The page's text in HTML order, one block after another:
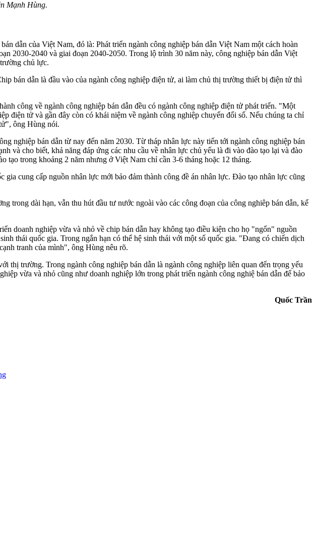
Mạnh Hùng.
dẫn của Việt Nam, đó là: Phát triển ngành công nghiệp bán dẫn Việt Nam một cách hoàn
2030-2040 và giai đoạn 2040-2050. Trong lộ trình 30 năm này, công nghiệp bán dẫn Việt
chủ lực.
bán dẫn là đầu vào của ngành công nghiệp điện tử, ai làm chủ thị trường thiết bị điện tử thì
công về ngành công nghiệp bán dẫn đều có ngành công nghiệp điện tử phát triển. "Một
điện tử và gần đây còn có khái niệm về ngành công nghiệp chuyển đổi số. Nếu chúng ta chỉ
ông Hùng nói.
nghiệp bán dẫn từ nay đến năm 2030. Từ tháp nhân lực này tiến tới ngành công nghiệp bán
và cho biết, khả năng đáp ứng các nhu cầu về nhân lực chủ yếu là đi vào đào tạo lại và đào
tạo trong khoảng 2 năm nhưng ở Việt Nam chỉ cần 3-6 tháng hoặc 12 tháng.
cung cấp nguồn nhân lực mới bảo đảm thành công đề án nhân lực. Đào tạo nhân lực cũng
dài hạn, vẫn thu hút đầu tư nước ngoài vào các công đoạn của công nghiêp bán dẫn, kể
doanh nghiệp vừa và nhỏ về chip bán dẫn hay không tạo điều kiện cho họ "ngốn" nguồn
thái quốc gia. Trong ngắn hạn có thể hệ sinh thái với một số quốc gia. "Đang có chiến dịch
tranh của mình", ông Hùng nêu rõ.
trường. Trong ngành công nghiệp bán dẫn là ngành công nghiệp liên quan đến trọng yếu
vừa và nhỏ cũng như doanh nghiệp lớn trong phát triển ngành công nghiệ bán dẫn để bảo
Quốc Trần